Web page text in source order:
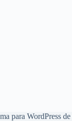
para WordPress de